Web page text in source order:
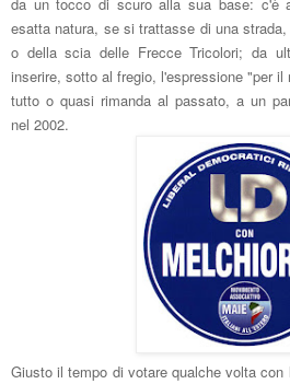
esatta natura, se si trattasse di una
o della scia delle Frecce Tricolori; da
inserire, sotto al fregio, l'espressione "per
tutto o quasi rimanda al passato, a un
nel 2002.
Giusto il tempo di votare qualche volta con